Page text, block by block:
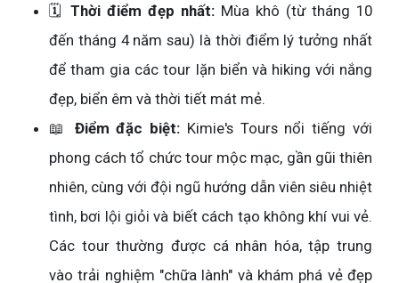
🗓️ Thời điểm đẹp nhất: Mùa khô (từ tháng 10
đến tháng 4 năm sau) là thời điểm lý tưởng nhất
để tham gia các tour lặn biển và hiking với nắng
đẹp, biển êm và thời tiết mát mẻ.
📖 Điểm đặc biệt: Kimie's Tours nổi tiếng với
phong cách tổ chức tour mộc mạc, gần gũi thiên
nhiên, cùng với đội ngũ hướng dẫn viên siêu nhiệt
tình, bơi lội giỏi và biết cách tạo không khí vui vẻ.
Các tour thường được cá nhân hóa, tập trung
vào trải nghiệm "chữa lành" và khám phá vẻ đẹp